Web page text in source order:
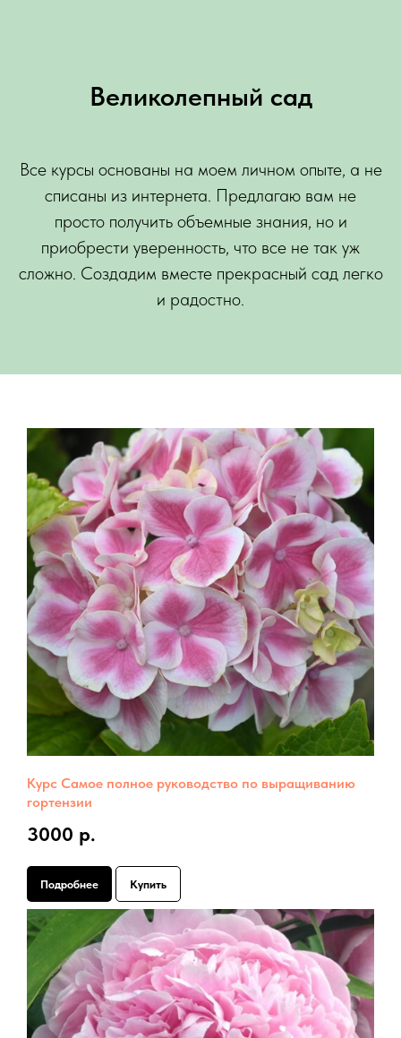
Великолепный сад
Все курсы основаны на моем личном опыте, а не
списаны из интернета. Предлагаю вам не
просто получить объемные знания, но и
приобрести уверенность, что все не так уж
сложно. Создадим вместе прекрасный сад легко
и радостно.
Курс Самое полное руководство по выращиванию
гортензии
3000 р.
Подробнее Купить